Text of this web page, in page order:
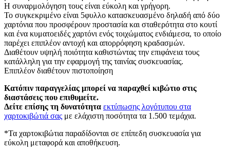
Η συναρμολόγηση τους είναι εύκολη και γρήγορη.
Το συγκεκριμένο είναι 5φυλλο κατασκευασμένο δηλαδή από δύο
χαρτόνια που προσφέρουν προστασία και σταθερότητα στο κουτί
και ένα κυματοειδές χαρτόνι ενός τοιχώματος ενδιάμεσα, το οποίο
παρέχει επιπλέον αντοχή και απορρόφηση κραδασμών.
Διαθέτουν υψηλή ποιότητα καθιστώντας την επιφάνεια τους
κατάλληλη για την εφαρμογή της ταινίας συσκευασίας.
Επιπλέον διαθέτουν πιστοποίηση
Κατόπιν παραγγελίας μπορεί να παραχθεί κιβώτιο στις
διαστάσεις που επιθυμείτε.
Δείτε επίσης τη δυνατότητα εκτύπωσης λογότυπου στα
χαρτοκιβώτιά σας με ελάχιστη ποσότητα τα 1.500 τεμάχια.
*Τα χαρτοκιβώτια παραδίδονται σε επίπεδη συσκευασία για
εύκολη μεταφορά και αποθήκευση.